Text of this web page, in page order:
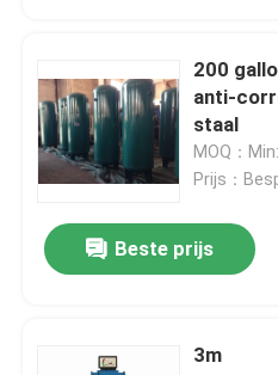
Compressor van de olie
Compressor van de olie
HET EIND VAN DE
200
anti-
staal
MOQ：
Prijs：
Beste prijs
3m